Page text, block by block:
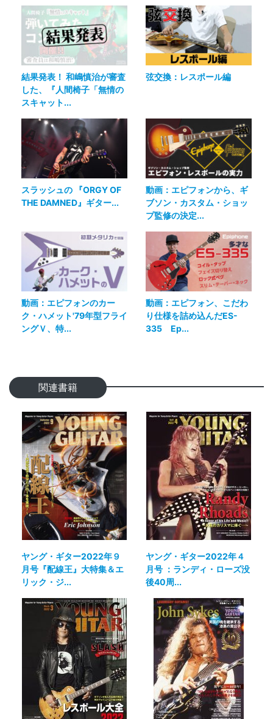
結果発表！ 和嶋慎治が審査
した、『人間椅子「無情の
スキャット...
弦交換：レスポール編
スラッシュの 『ORGY OF
THE DAMNED』ギター...
動画：エピフォンから、ギ
ブソン・カスタム・ショッ
プ監修の決定...
動画：エピフォンのカー
ク・ハメット'79年型フライ
ングＶ、特...
動画：エピフォン、こだわ
り仕様を詰め込んだES-
335 Ep...
関連書籍
ヤング・ギター2022年９
月号『配線王』大特集＆エ
リック・ジ...
ヤング・ギター2022年４
月号 ：ランディ・ローズ没
後40周...